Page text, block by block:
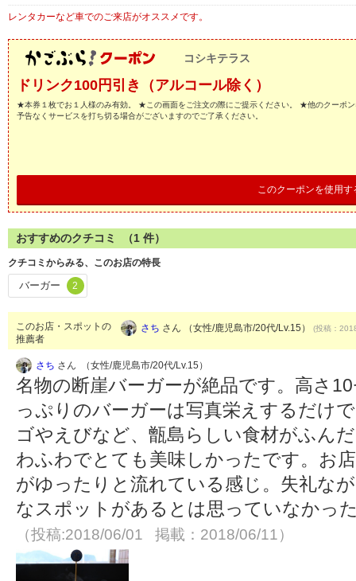
レンタカーなど車でのご来店がオススメです。
コシキテラス
ドリンク100円引き（アルコール除く）
★本券１枚でお１人様のみ有効。 ★この画面をご注文の際にご提示ください。 ★他のクーポ
予告なくサービスを打ち切る場合がございますのでご了承ください。
このクーポンを使用す
おすすめのクチコミ （1 件）
クチコミからみる、このお店の特長
バーガー 2
このお店・スポットの
推薦者
さち さん （女性/鹿児島市/20代/Lv.15） (投稿：
さち さん （女性/鹿児島市/20代/Lv.15）
名物の断崖バーガーが絶品です。高さ
っぷりのバーガーは写真栄えするだけ
ゴやえびなど、甑島らしい食材がふん
わふわでとても美味しかったです。お
がゆったりと流れている感じ。失礼な
なスポットがあるとは思っていなかっ
（投稿:2018/06/01 掲載：2018/06/11）